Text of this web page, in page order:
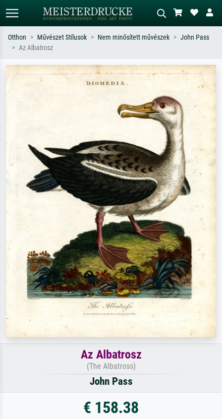
Keressen művész, műcím vagy stílus
szerint – pl. Monet, Csillagos éj,
Írja le a jelenetet – pl. zöld rét, sok
piros absztrakt, sötét olajkép, álló akt
Otthon Művészet Stílusok Nem minősített művészek
John Pass
Az Albatrosz
Az Albatrosz
(The Albatross)
John Pass
€ 158.38